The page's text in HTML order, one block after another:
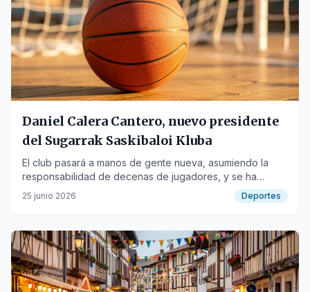
Daniel Calera Cantero, nuevo presidente
del Sugarrak Saskibaloi Kluba
El club pasará a manos de gente nueva, asumiendo la
responsabilidad de decenas de jugadores, y se ha
definido la nueva junta directiva.
25 junio 2026 Deportes